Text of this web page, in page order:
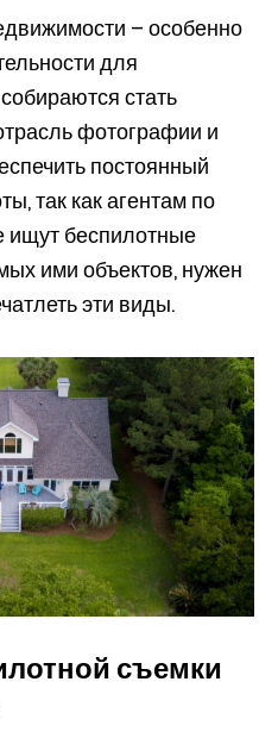
– особенно
для
стать
фотографии и
постоянный
так как агентам по
ищут беспилотные
ими объектов, нужен
эти виды.
съемки